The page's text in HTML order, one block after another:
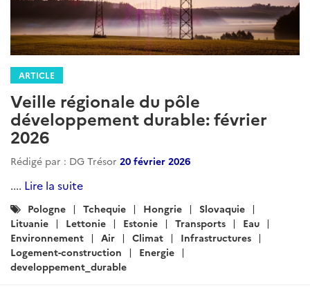
ARTICLE
Veille régionale du pôle
développement durable: février
2026
Rédigé par : DG Trésor 20 février 2026
.... Lire la suite
Catégories
:
Pologne Tchequie Hongrie
Slovaquie
Lituanie
Lettonie Estonie Transports
Eau
Environnement
Air Climat
Infrastructures
Logement-construction
Energie
developpement_durable